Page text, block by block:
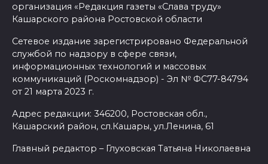
организация «Редакция газеты «Слава труду»
Кашарского района Ростовской области
Сетевое издание зарегистрировано Федеральной
службой по надзору в сфере связи,
информационных технологий и массовых
коммуникаций (Роскомнадзор) - Эл № ФС77-84794
от 21 марта 2023 г.
Адрес редакции: 346200, Ростовская обл.,
Кашарский район, сл.Кашары, ул.Ленина, 61
Главный редактор – Глуховская Татьяна Николаевна